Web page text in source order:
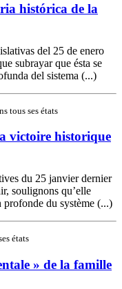
histórica de la
del 25 de enero
subrayar que ésta se
del sistema (...)
tous ses états
victoire historique
du 25 janvier dernier
soulignons qu’elle
profonde du système (...)
états
» de la famille